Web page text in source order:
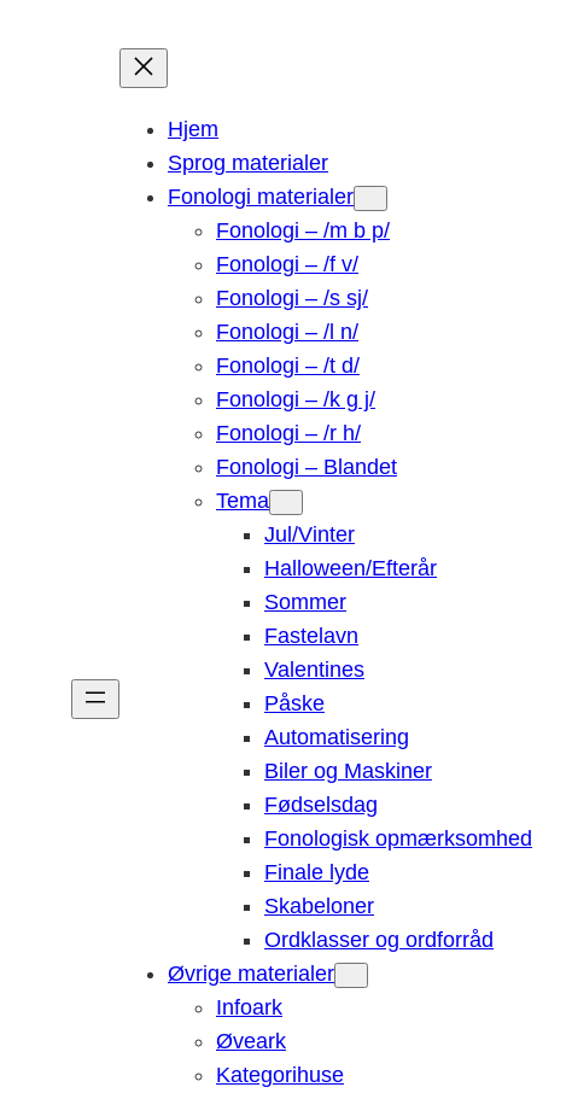
Hjem
Sprog materialer
Fonologi materialer
Fonologi – /m b p/
Fonologi – /f v/
Fonologi – /s sj/
Fonologi – /l n/
Fonologi – /t d/
Fonologi – /k g j/
Fonologi – /r h/
Fonologi – Blandet
Tema
Jul/Vinter
Halloween/Efterår
Sommer
Fastelavn
Valentines
Påske
Automatisering
Biler og Maskiner
Fødselsdag
Fonologisk opmærksomhed
Finale lyde
Skabeloner
Ordklasser og ordforråd
Øvrige materialer
Infoark
Øveark
Kategorihuse